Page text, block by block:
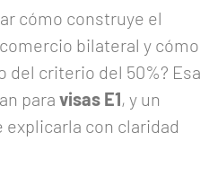
cómo construye el
bilateral y cómo
criterio del 50%? Esa
para visas E1, y un
explicarla con claridad